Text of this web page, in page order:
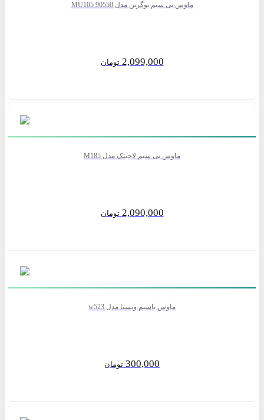
ماوس بی سیم یوگرین مدل MU105 90550
2,099,000 تومان
ماوس بی سیم لاجیتک مدل M185
2,090,000 تومان
ماوس باسیم ویستا مدل w523
300,000 تومان